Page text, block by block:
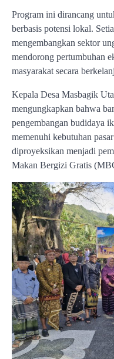
Program ini dirancang
berbasis potensi lokal.
mengembangkan sektor
mendorong pertumbuhan
masyarakat secara
Kepala Desa Masbagik
mengungkapkan bahwa
pengembangan budidaya
memenuhi kebutuhan
diproyeksikan menjadi
Makan Bergizi Gratis